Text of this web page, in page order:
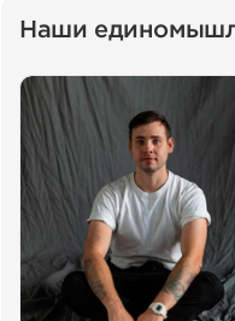
Наши